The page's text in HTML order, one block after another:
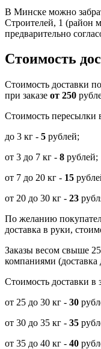
В Минске можно
Строителей, 1 (район
предварительно
Стоимость
Cтоимость доставки
при заказе от 250
Стоимость пересылки
до 3 кг - 5 рублей;
от 3 до 7 кг - 8 рублей;
от 7 до 20 кг - 15
от 20 до 30 кг - 23
По желанию
доставка в руки,
Заказы весом свыше
компаниями (доставка
Стоимость доставки в
от 25 до 30 кг - 30
от 30 до 35 кг - 35
от 35 до 40 кг - 40